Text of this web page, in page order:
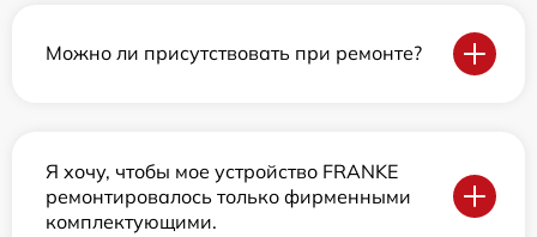
Можно ли присутствовать при ремонте?
Я хочу, чтобы мое устройство FRANKE
ремонтировалось только фирменными
комплектующими.